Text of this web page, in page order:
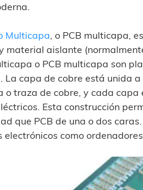
Multicapa, o PCB multicapa,
material aislante
o PCB multicapa son
La capa de cobre está unida
o traza de cobre, y cada
Esta construcción
que PCB de una o dos caras.
como